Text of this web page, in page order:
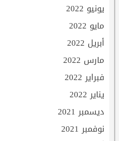
يونيو 2022
مايو 2022
أبريل 2022
مارس 2022
فبراير 2022
يناير 2022
ديسمبر 2021
نوفمبر 2021